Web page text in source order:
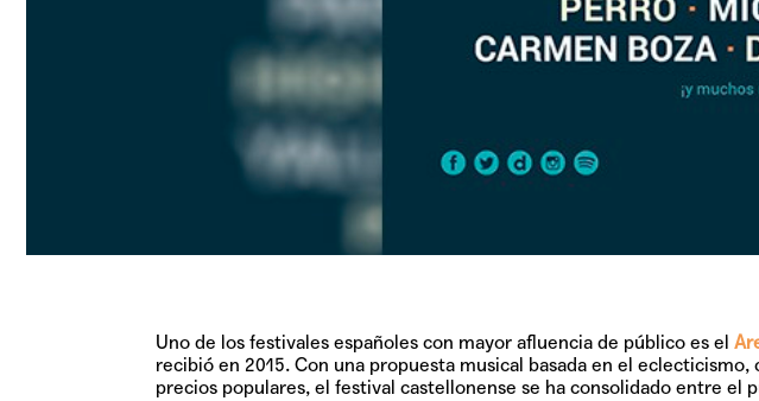
Uno de los festivales españoles con mayor afluencia de público es el
recibió en 2015. Con una propuesta musical basada en el
precios populares, el festival castellonense se ha consolidado entre el